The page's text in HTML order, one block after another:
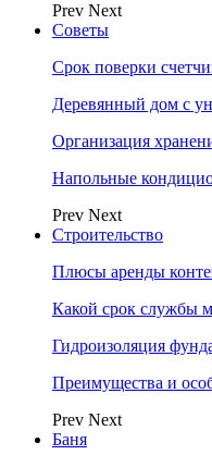
Prev Next
Советы
Срок поверки
Деревянный дом с
Организация
Напольные
Prev Next
Строительство
Плюсы аренды
Какой срок службы
Гидроизоляция
Преимущества и
Prev Next
Баня